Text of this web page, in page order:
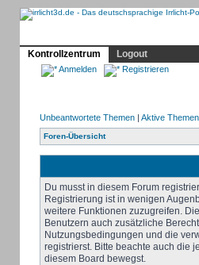
Kontrollzentrum
Logout
Anmelden Registrieren
Unbeantwortete Themen| Aktive Themen
Foren-Übersicht
Du musst in diesem Forum
Registrierung ist in wenigen
weitere Funktionen zuzugreifen.
Benutzern auch zusätzliche
Nutzungsbedingungen und die
registrierst. Bitte beachte auch die
diesem Board bewegst.